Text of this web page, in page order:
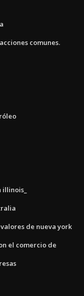
comunes.
de nueva york
el comercio de